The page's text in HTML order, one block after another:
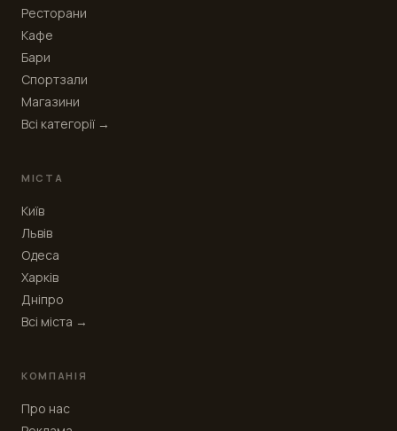
Ресторани
Кафе
Бари
Спортзали
Магазини
Всі категорії →
МІСТА
Київ
Львів
Одеса
Харків
Дніпро
Всі міста →
КОМПАНІЯ
Про нас